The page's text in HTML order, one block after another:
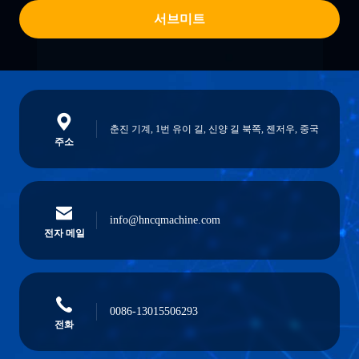
서브미트
주소
춘진 기계, 1번 유이 길, 신양 길 북쪽, 젠저우, 중국
전자 메일
info@hncqmachine.com
전화
0086-13015506293